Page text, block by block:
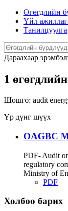
Өгөгдлийн
Үйл
Танилцуулга
Дараахаар
1
Шошго: audit
Үр дүнг шүүх
OAGBC
PDF- Audit
regulatory
Ministry of
PDF
Холбоо барих